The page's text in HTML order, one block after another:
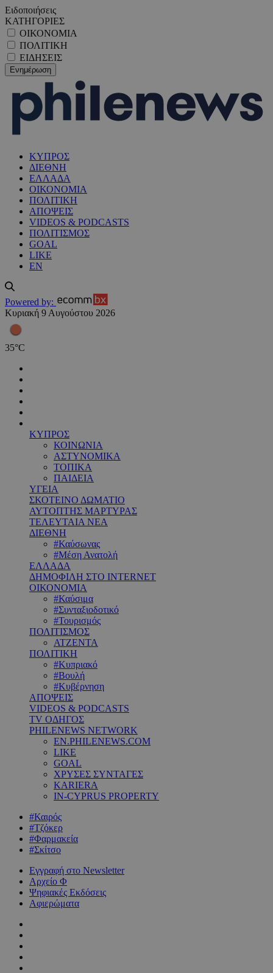
Ειδοποιήσεις
ΚΑΤΗΓΟΡΙΕΣ
ΟΙΚΟΝΟΜΙΑ
ΠΟΛΙΤΙΚΗ
ΕΙΔΗΣΕΙΣ
ΚΥΠΡΟΣ
ΔΙΕΘΝΗ
ΕΛΛΑΔΑ
ΟΙΚΟΝΟΜΙΑ
ΠΟΛΙΤΙΚΗ
ΑΠΟΨΕΙΣ
VIDEOS & PODCASTS
ΠΟΛΙΤΙΣΜΟΣ
GOAL
LIKE
EN
Powered by:
Κυριακή 9 Αυγούστου 2026
35°C
ΚΥΠΡΟΣ
ΚΟΙΝΩΝΙΑ
ΑΣΤΥΝΟΜΙΚΑ
ΤΟΠΙΚΑ
ΠΑΙΔΕΙΑ
ΥΓΕΙΑ
ΣΚΟΤΕΙΝΟ ΔΩΜΑΤΙΟ
ΑΥΤΟΠΤΗΣ ΜΑΡΤΥΡΑΣ
ΤΕΛΕΥΤΑΙΑ ΝΕΑ
ΔΙΕΘΝΗ
#Καύσωνας
#Μέση Ανατολή
ΕΛΛΑΔΑ
ΔΗΜΟΦΙΛΗ ΣΤΟ INTERNET
ΟΙΚΟΝΟΜΙΑ
#Καύσιμα
#Συνταξιοδοτικό
#Τουρισμός
ΠΟΛΙΤΙΣΜΟΣ
ΑΤΖΕΝΤΑ
ΠΟΛΙΤΙΚΗ
#Κυπριακό
#Βουλή
#Κυβέρνηση
ΑΠΟΨΕΙΣ
VIDEOS & PODCASTS
TV ΟΔΗΓΟΣ
PHILENEWS NETWORK
EN.PHILENEWS.COM
LIKE
GOAL
ΧΡΥΣΕΣ ΣΥΝΤΑΓΕΣ
KARIERA
IN-CYPRUS PROPERTY
#Καιρός
#Τζόκερ
#Φαρμακεία
#Σκίτσο
Εγγραφή στο Newsletter
Αρχείο Φ
Ψηφιακές Εκδόσεις
Αφιερώματα